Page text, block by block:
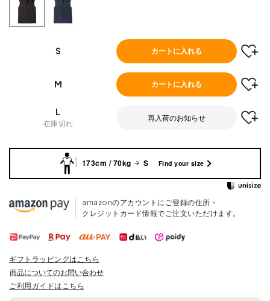
S カートに入れる
M カートに入れる
L
在庫切れ
再入荷のお知らせ
173cm / 70kg S Find your size
amazonのアカウントにご登録の住所・
クレジットカード情報でご注文いただけます。
ギフトラッピングはこちら
商品についてのお問い合わせ
ご利用ガイドはこちら